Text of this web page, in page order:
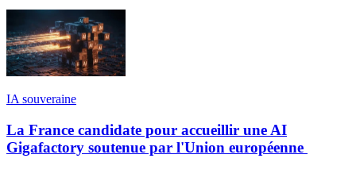
IA souveraine
La France candidate pour accueillir une AI
Gigafactory soutenue par l'Union européenne